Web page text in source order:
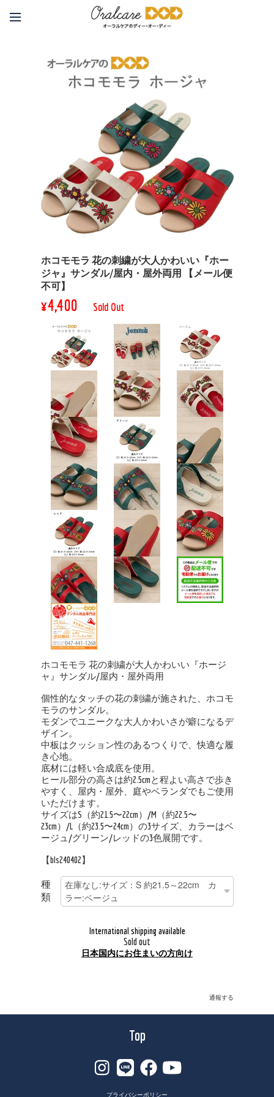
ホコモモラ 花の刺繍が大人かわいい『ホー
ジャ』サンダル/屋内・屋外両用 【メール便
不可】
¥4,400 Sold Out
ホコモモラ 花の刺繍が大人かわいい『ホージ
ャ』サンダル/屋内・屋外両用
個性的なタッチの花の刺繍が施された、ホコモ
モラのサンダル。
モダンでユニークな大人かわいさが癖になるデ
ザイン。
中板はクッション性のあるつくりで、快適な履
き心地。
底材には軽い合成底を使用。
ヒール部分の高さは約2.5cmと程よい高さで歩き
やすく、屋内・屋外、庭やベランダでもご使用
いただけます。
サイズはS（約21.5〜22cm）/M（約22.5〜
23cm）/L（約23.5〜24cm）の3サイズ、カラーはベ
ージュ/グリーン/レッドの3色展開です。
【bls240402】
種
類
International shipping available
Sold out
日本国内にお住まいの方向け
通報する
Top
プライバシーポリシー